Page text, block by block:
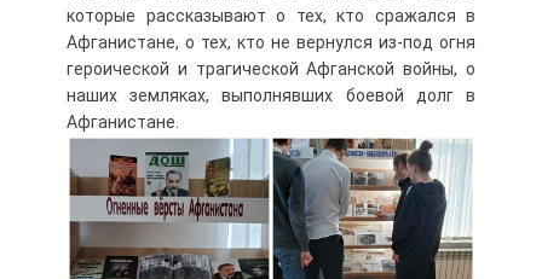
которые рассказывают о тех, кто сражался в
Афганистане, о тех, кто не вернулся из-под огня
героической и трагической Афганской войны, о
наших земляках, выполнявших боевой долг в
Афганистане.